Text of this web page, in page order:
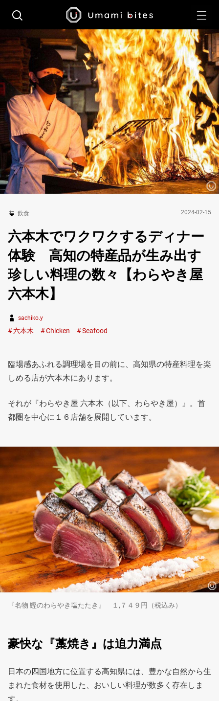
飲食 2024-02-15
六本木でワクワクするディナー
体験 高知の特産品が生み出す
珍しい料理の数々【わらやき屋
六本木】
sachiko.y
六本木 Chicken Seafood
臨場感あふれる調理場を目の前に、高知県の特産料理を楽
しめる店が六本木にあります。
それが『わらやき屋 六本木（以下、わらやき屋）』。首
都圏を中心に１６店舗を展開しています。
『名物 鰹のわらやき塩たたき』 １,７４９円（税込み）
豪快な『藁焼き』は迫力満点
日本の四国地方に位置する高知県には、豊かな自然から生
まれた食材を使用した、おいしい料理が数多く存在しま
す。